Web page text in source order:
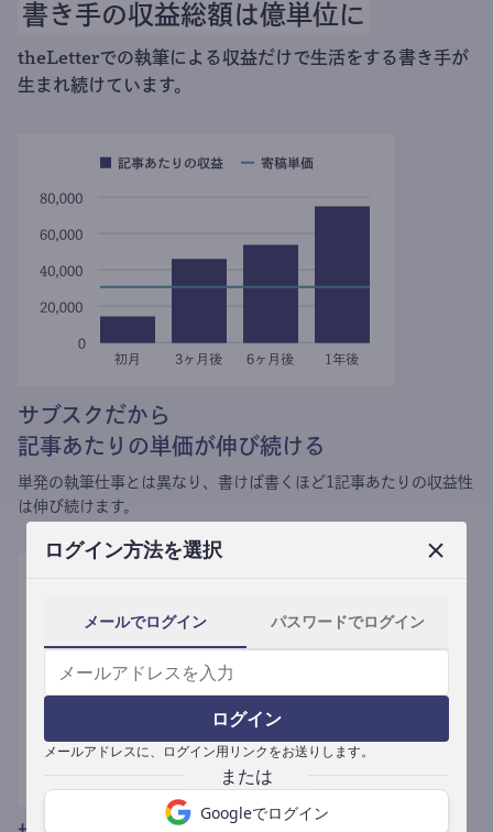
ログイン方法を選択
メールでログイン パスワードでログイン
ログイン
メールアドレスに、ログイン用リンクをお送りします。
Googleでログイン
書き手の収益総額は億単位に
theLetterでの執筆による収益だけで生活をする書き手が
生まれ続けています。
サブスクだから
記事あたりの単価が伸び続ける
単発の執筆仕事とは異なり、 書けば書くほど1記事あたりの収益性
は伸び続けます。